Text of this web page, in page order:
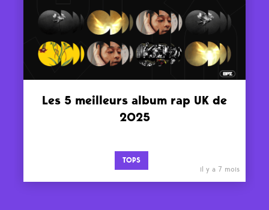
Les 5 meilleurs album rap UK de
2025
TOPS
il y a 7 mois